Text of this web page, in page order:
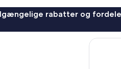
rabatter og